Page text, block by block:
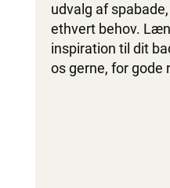
udvalg af
ethvert behov.
inspiration til dit
os gerne, for gode